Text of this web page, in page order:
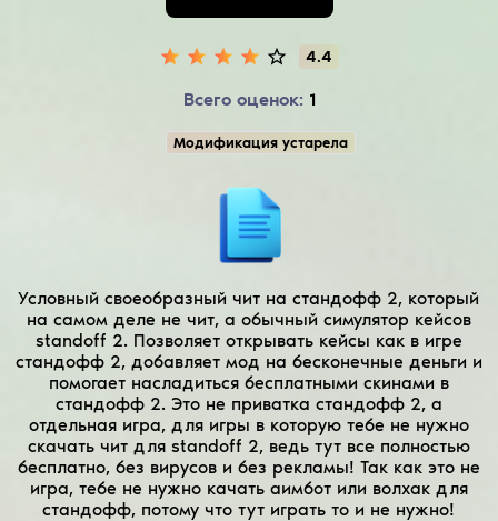
стандофф 2,
мод на деньги)
4.4
Всего оценок: 1
Модификация устарела
Условный своеобразный чит на стандофф 2, который
на самом деле не чит, а обычный симулятор кейсов
standoff 2. Позволяет открывать кейсы как в игре
стандофф 2, добавляет мод на бесконечные деньги и
помогает насладиться бесплатными скинами в
стандофф 2. Это не приватка стандофф 2, а
отдельная игра, для игры в которую тебе не нужно
скачать чит для standoff 2, ведь тут все полностью
бесплатно, без вирусов и без рекламы! Так как это не
игра, тебе не нужно качать аимбот или волхак для
стандофф, потому что тут играть то и не нужно!